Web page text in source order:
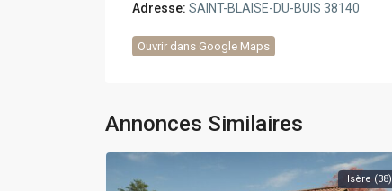
Adresse: SAINT-BLAISE-DU-BUIS 38140
Ouvrir dans Google Maps
Annonces Similaires
Isère (38)